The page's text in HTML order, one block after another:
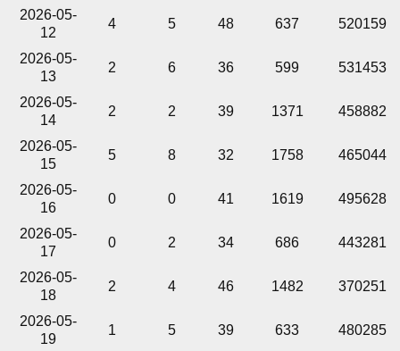
2026-05-
12
4 5 48 637 520159
2026-05-
13
2 6 36 599 531453
2026-05-
14
2 2 39 1371 458882
2026-05-
15
5 8 32 1758 465044
2026-05-
16
0 0 41 1619 495628
2026-05-
17
0 2 34 686 443281
2026-05-
18
2 4 46 1482 370251
2026-05-
19
1 5 39 633 480285